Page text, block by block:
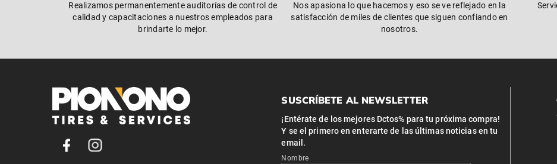
Realizamos permanentemente auditorías de control de
calidad y capacitaciones a nuestros empleados para
brindarte lo mejor.
Nos apasiona lo que hacemos y eso se ve reflejado en la
satisfacción de miles de clientes que siguen confiando en
nosotros.
SUSCRÍBETE AL NEWSLETTER
¡Entérate de los mejores Dctos% para tu próxima compra!
Y se el primero en enterarte de las últimas noticias en tu
email.
Nombre